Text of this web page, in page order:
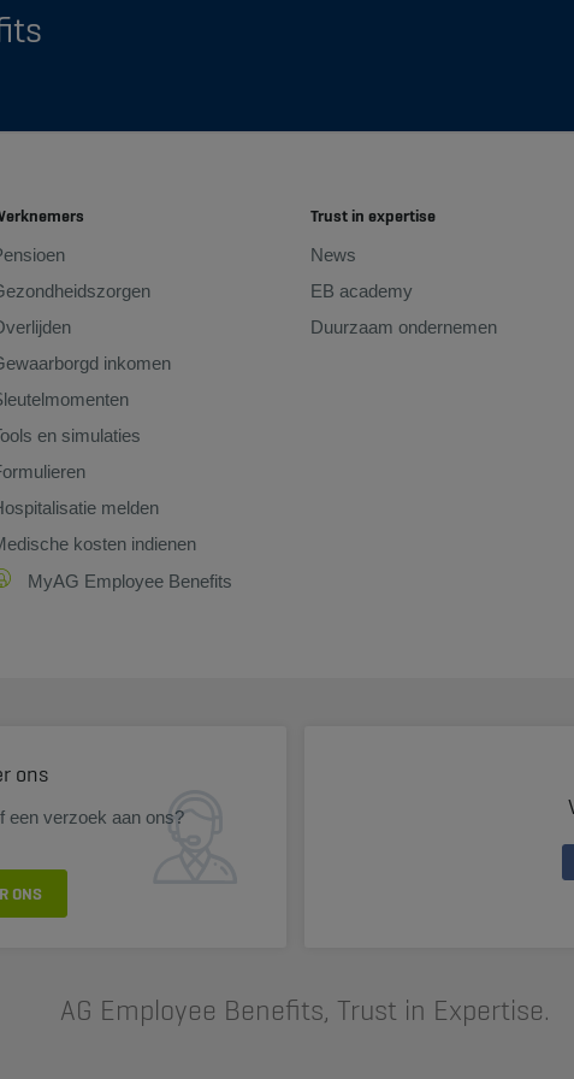
inkomen
en simulaties
melden
kosten indienen
MyAG Employee Benefits
Trust in expertise
News
EB academy
Duurzaam ondernemen
ons
een verzoek aan ons?
ONS
AG Employee Benefits, Trust in Expertise.